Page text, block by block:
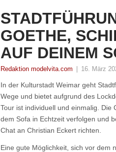
GOETHE,
AUF DEINEM
Redaktion modelvita.com 16. März
In der Kulturstadt Weimar geht
Wege und bietet aufgrund des
Tour ist individuell und einmalig.
dem Sofa in Echtzeit verfolgen und
Chat an Christian Eckert richten.
Eine gute Möglichkeit, sich vor dem